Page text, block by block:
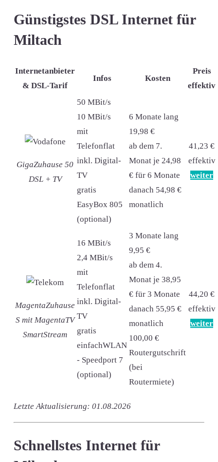
Günstigstes DSL Internet für
Miltach
Internetanbieter
& DSL-Tarif
Infos Kosten
Preis
effektiv
GigaZuhause 50
DSL + TV
50 MBit/s
10 MBit/s
mit
Telefonflat
inkl. Digital-
TV
gratis
EasyBox 805
(optional)
6 Monate lang
19,98 €
ab dem 7.
Monat je 24,98
€ für 6 Monate
danach 54,98 €
monatlich
41,23 €
effektiv
weiter
MagentaZuhause
S mit MagentaTV
SmartStream
16 MBit/s
2,4 MBit/s
mit
Telefonflat
inkl. Digital-
TV
gratis
einfachWLAN
- Speedport 7
(optional)
3 Monate lang
9,95 €
ab dem 4.
Monat je 38,95
€ für 3 Monate
danach 55,95 €
monatlich
100,00 €
Routergutschrift
(bei
Routermiete)
44,20 €
effektiv
weiter
Letzte Aktualisierung: 01.08.2026
Schnellstes Internet für